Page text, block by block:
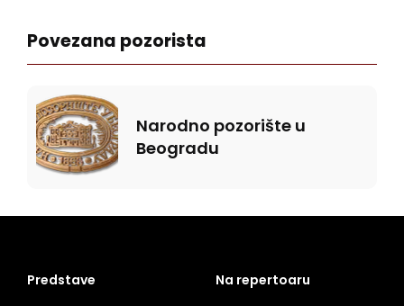
Povezana pozorista
Narodno pozorište u
Beogradu
Predstave Na repertoaru